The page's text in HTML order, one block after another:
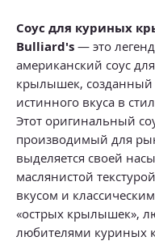
Соус для куриных
Bulliard's — это
американский соус
крылышек, созданный
истинного вкуса в
Этот оригинальный
производимый для
выделяется своей
маслянистой
вкусом и
«острых крылышек»,
любителями куриных